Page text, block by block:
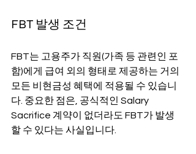
FBT 발생 조건
FBT는 고용주가 직원(가족 등 관련인 포
함)에게 급여 외의 형태로 제공하는 거의
모든 비현금성 혜택에 적용될 수 있습니
다. 중요한 점은, 공식적인 Salary
Sacrifice 계약이 없더라도 FBT가 발생
할 수 있다는 사실입니다.